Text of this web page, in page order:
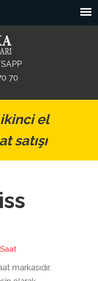
70
ikinci el
satışı
Saat
markasıdır.